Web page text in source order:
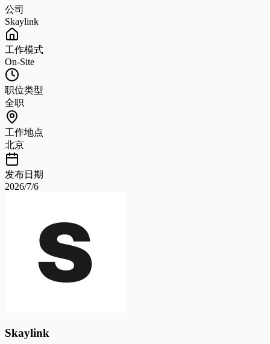
公司
Skaylink
工作模式
On-Site
职位类型
全职
工作地点
北京
发布日期
2026/7/6
Skaylink